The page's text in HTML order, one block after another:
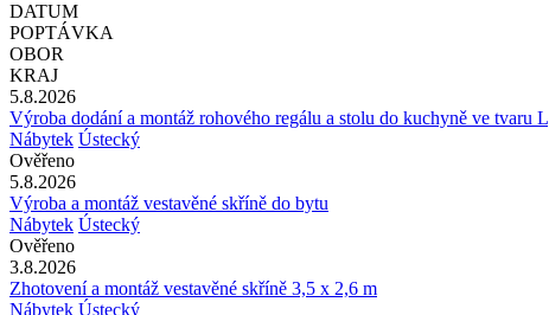
DATUM
POPTÁVKA
OBOR
KRAJ
5.8.2026
Výroba dodání a montáž rohového regálu a stolu do kuchyně ve tvaru L
Nábytek Ústecký
Ověřeno
5.8.2026
Výroba a montáž vestavěné skříně do bytu
Nábytek Ústecký
Ověřeno
3.8.2026
Zhotovení a montáž vestavěné skříně 3,5 x 2,6 m
Nábytek Ústecký